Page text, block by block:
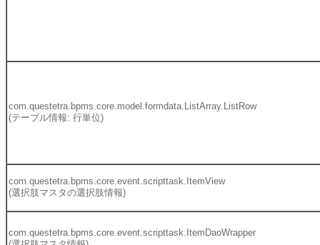
com.questetra.bpms.core.model.formdata.ListArray.ListRow
(テーブル情報: 行単位)
com.questetra.bpms.core.event.scripttask.ItemView
(選択肢マスタの選択肢情報)
com.questetra.bpms.core.event.scripttask.ItemDaoWrapper